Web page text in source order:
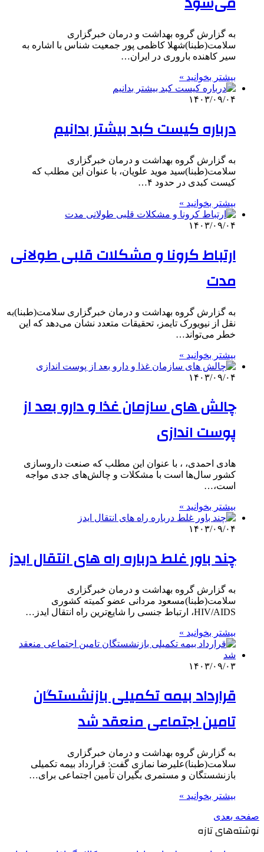
به گزارش گروه بهداشت و درمان خبرگزاری
سلامت(طبنا)شهلا کاظمی پور جمعیت شناس با اشاره به
سیر کاهنده باروری در ایران…
بیشتر بخوانید »
۱۴۰۳/۰۹/۰۴
درباره کیست کبد بیشتر بدانیم
به گزارش گروه بهداشت و درمان خبرگزاری
سلامت(طبنا)سید موید علویان، با عنوان این مطلب که
کیست کبدی در حدود ۴…
بیشتر بخوانید »
۱۴۰۳/۰۹/۰۴
ارتباط کرونا و مشکلات قلبی طولانی
مدت
به گزارش گروه بهداشت و درمان خبرگزاری سلامت(طبنا)به
نقل از نیویورک تایمز، تحقیقات متعدد نشان می‌دهد که این
خطر می‌تواند…
بیشتر بخوانید »
۱۴۰۳/۰۹/۰۴
چالش های سازمان غذا و دارو بعد از
پوست اندازی
هادی احمدی، ، با عنوان این مطلب که صنعت داروسازی
کشور سال‌ها است با مشکلات و چالش‌های جدی مواجه
است،…
بیشتر بخوانید »
۱۴۰۳/۰۹/۰۴
چند باور غلط درباره راه های انتقال ایدز
به گزارش گروه بهداشت و درمان خبرگزاری
سلامت(طبنا)مسعود مردانی عضو کمیته کشوری
HIV/AIDS، ارتباط جنسی را شایع‌ترین راه انتقال ایدز…
بیشتر بخوانید »
۱۴۰۳/۰۹/۰۳
قرارداد بیمه تکمیلی بازنشستگان
تامین اجتماعی منعقد شد
به گزارش گروه بهداشت و درمان خبرگزاری
سلامت(طبنا)علیرضا نمازی گفت: قرارداد بیمه تکمیلی
بازنشستگان و مستمری بگیران تأمین اجتماعی برای…
بیشتر بخوانید »
صفحه بعدی
نوشته‌های تازه